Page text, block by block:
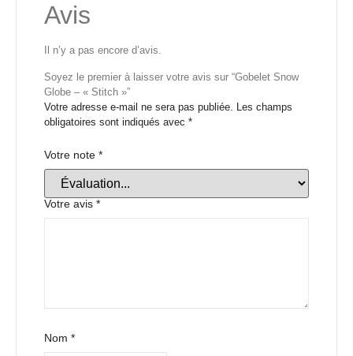
Avis
Il n’y a pas encore d’avis.
Soyez le premier à laisser votre avis sur “Gobelet Snow
Globe – « Stitch »”
Votre adresse e-mail ne sera pas publiée.
Les champs
obligatoires sont indiqués avec *
Votre note *
Votre avis *
Nom *